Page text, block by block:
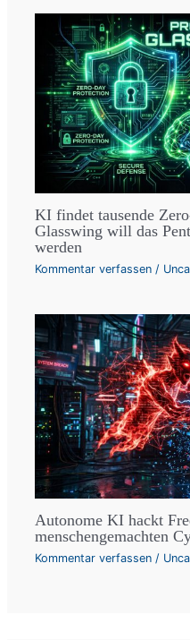
KI findet tausende
Glasswing will das
werden
Kommentar verfassen /
Autonome KI hackt
menschengemachten
Kommentar verfassen /